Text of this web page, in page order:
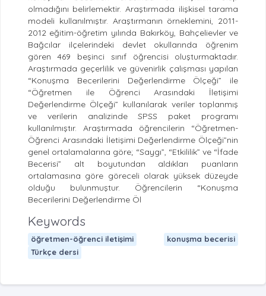
olmadığını belirlemektir. Araştırmada ilişkisel tarama
modeli kullanılmıştır. Araştırmanın örneklemini, 2011-
2012 eğitim-öğretim yılında Bakırköy, Bahçelievler ve
Bağcılar ilçelerindeki devlet okullarında öğrenim
gören 469 beşinci sınıf öğrencisi oluşturmaktadır.
Araştırmada geçerlilik ve güvenirlik çalışması yapılan
“Konuşma Becerilerini Değerlendirme Ölçeği” ile
“Öğretmen ile Öğrenci Arasındaki İletişimi
Değerlendirme Ölçeği” kullanılarak veriler toplanmış
ve verilerin analizinde SPSS paket programı
kullanılmıştır. Araştırmada öğrencilerin “Öğretmen-
Öğrenci Arasındaki İletişimi Değerlendirme Ölçeği”nin
genel ortalamalarına göre; “Saygı”, “Etkililik” ve “İfade
Becerisi” alt boyutundan aldıkları puanların
ortalamasına göre göreceli olarak yüksek düzeyde
olduğu bulunmuştur. Öğrencilerin “Konuşma
Becerilerini Değerlendirme Öl
Keywords
öğretmen-öğrenci iletişimi
konuşma becerisi
Türkçe dersi